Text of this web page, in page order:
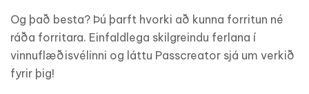
Og það besta? Þú þarft hvorki að kunna forritun né
ráða forritara. Einfaldlega skilgreindu ferlana í
vinnuflæðisvélinni og láttu Passcreator sjá um verkið
fyrir þig!